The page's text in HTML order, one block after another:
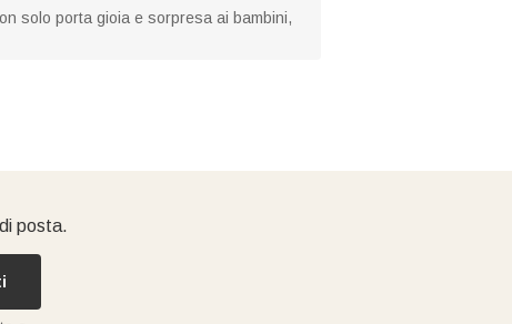
solo porta gioia e sorpresa ai bambini,
posta.